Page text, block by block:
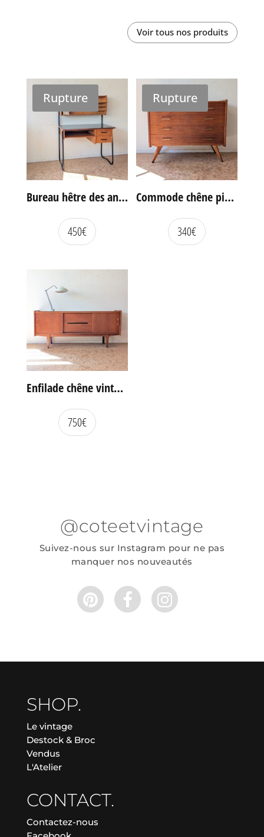
Voir tous nos produits
Rupture
Bureau hêtre des années 60
450€
Rupture
Commode chêne pieds compas vintage
340€
Enfilade chêne vintage portes coulissantes
750€
@coteetvintage
Suivez-nous sur Instagram pour ne pas
manquer nos nouveautés
SHOP.
Le vintage
Destock & Broc
Vendus
L'Atelier
CONTACT.
Contactez-nous